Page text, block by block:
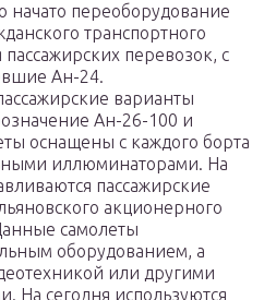
начато переоборудование
транспортного
перевозок, с
Ан-24.
варианты
Ан-26-100 и
оснащены с каждого борта
иллюминаторами. На
пассажирские
акционерного
самолеты
оборудованием, а
или другими
На сегодня используются